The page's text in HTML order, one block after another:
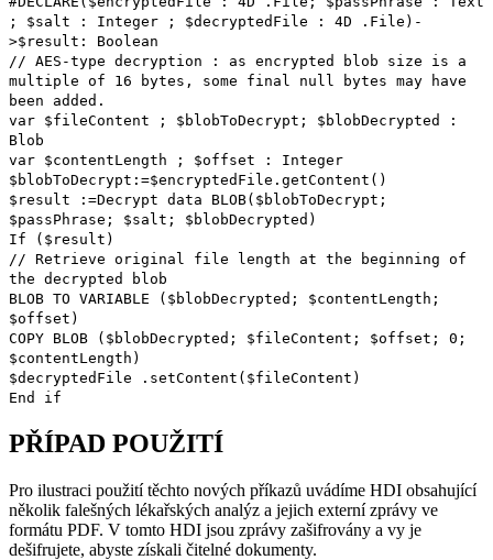
; $salt : Integer ; $decryptedFile : 4D . File )-
>$result : Boolean
// AES-type decryption : as encrypted blob size is a
multiple of 16 bytes, some final null bytes may have
been added.
var $fileContent ; $blobToDecrypt ; $blobDecrypted
:
Blob
var $contentLength ; $offset :
Integer
$blobToDecrypt :=$encryptedFile . getContent ()
$result :=Decrypt data BLOB( $blobToDecrypt ;
$passPhrase ; $salt ; $blobDecrypted )
If ( $result )
// Retrieve original file length at the beginning of
the decrypted blob
BLOB TO VARIABLE ( $blobDecrypted ; $contentLength ;
$offset )
COPY BLOB ( $blobDecrypted ; $fileContent ; $offset ; 0;
$contentLength )
$decryptedFile . setContent ( $fileContent )
End if
PŘÍPAD POUŽITÍ
Pro ilustraci použití těchto nových příkazů uvádíme HDI obsahující
několik falešných lékařských analýz a jejich externí zprávy ve
formátu PDF. V tomto HDI jsou zprávy zašifrovány a vy je
dešifrujete, abyste získali čitelné dokumenty.